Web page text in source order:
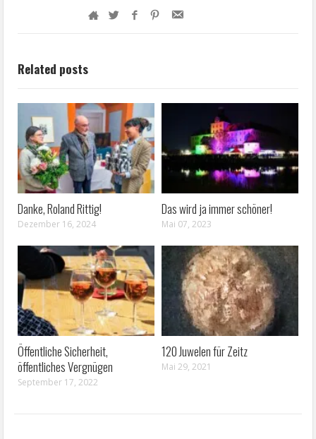
Related posts
Danke, Roland Rittig!
Dezember 16, 2024
Das wird ja immer schöner!
Mai 07, 2023
Öffentliche Sicherheit,
öffentliches Vergnügen
September 17, 2022
120 Juwelen für Zeitz
Mai 29, 2021